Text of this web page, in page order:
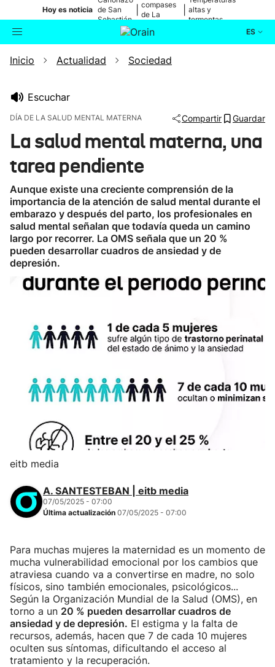
Hoy es noticia de San
Sebastián
compases
de La
altas y
tormentas
ES
Buscador Actualidad
Ikusmiran
Eguraldia
Inicio Actualidad Sociedad
Escuchar
DÍA DE LA SALUD MENTAL MATERNA Compartir Guardar
La salud mental materna, una
tarea pendiente
Aunque existe una creciente comprensión de la
importancia de la atención de salud mental durante el
embarazo y después del parto, los profesionales en
salud mental señalan que todavía queda un camino
largo por recorrer. La OMS señala que un 20 %
pueden desarrollar cuadros de ansiedad y de
depresión.
eitb media
A. SANTESTEBAN | eitb media
07/05/2025 - 07:00
Última actualización 07/05/2025 - 07:00
Para muchas mujeres la maternidad es un momento de
mucha vulnerabilidad emocional por los cambios que
atraviesa cuando va a convertirse en madre, no solo
físicos, sino también emocionales, psicológicos...
Según la Organización Mundial de la Salud (OMS), en
torno a un 20 % pueden desarrollar cuadros de
ansiedad y de depresión. El estigma y la falta de
recursos, además, hacen que 7 de cada 10 mujeres
oculten sus síntomas, dificultando el acceso al
tratamiento y la recuperación.